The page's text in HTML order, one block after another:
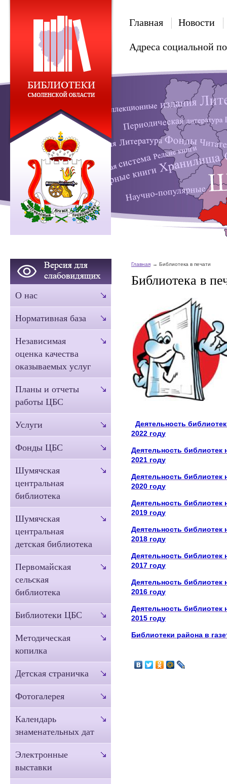
Главная Новости
Адреса социальной
Главная Библиотека в печати
Библиотека в
Деятельность
2022 году
Деятельность библиотек
2021 году
Деятельность библиотек
2020 году
Деятельность библиотек
2019 году
Деятельность библиотек
2018 году
Деятельность библиотек
2017 году
Деятельность библиотек
2016 году
Деятельность библиотек
2015 году
Библиотеки района в
О нас
Нормативная база
Независимая
оценка качества
оказываемых услуг
Планы и отчеты
работы ЦБС
Услуги
Фонды ЦБС
Шумячская
центральная
библиотека
Шумячская
центральная
детская библиотека
Первомайская
сельская
библиотека
Библиотеки ЦБС
Методическая
копилка
Детская страничка
Фотогалерея
Календарь
знаменательных дат
Электронные
выставки